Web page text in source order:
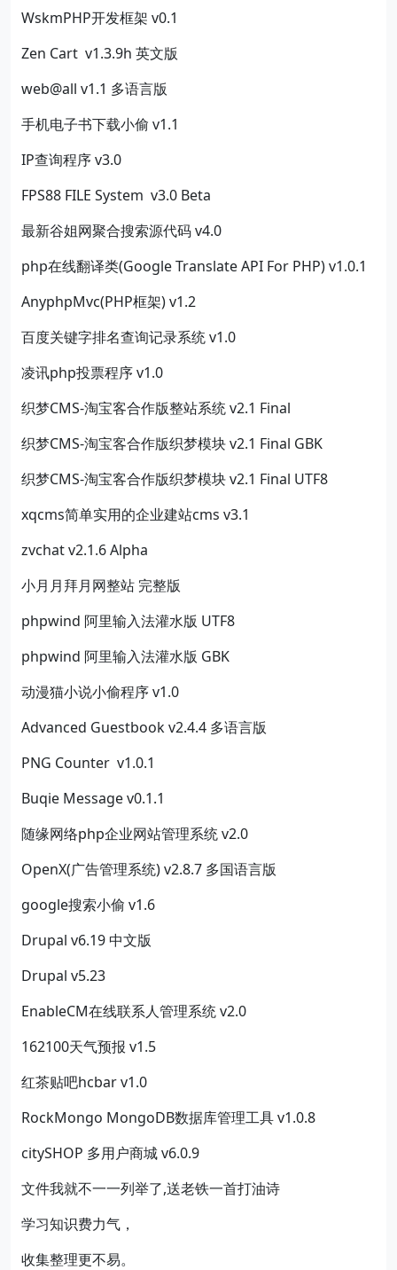
WskmPHP开发框架 v0.1
Zen Cart v1.3.9h 英文版
web@all v1.1 多语言版
手机电子书下载小偷 v1.1
IP查询程序 v3.0
FPS88 FILE System v3.0 Beta
最新谷姐网聚合搜索源代码 v4.0
php在线翻译类(Google Translate API For PHP) v1.0.1
AnyphpMvc(PHP框架) v1.2
百度关键字排名查询记录系统 v1.0
凌讯php投票程序 v1.0
织梦CMS-淘宝客合作版整站系统 v2.1 Final
织梦CMS-淘宝客合作版织梦模块 v2.1 Final GBK
织梦CMS-淘宝客合作版织梦模块 v2.1 Final UTF8
xqcms简单实用的企业建站cms v3.1
zvchat v2.1.6 Alpha
小月月拜月网整站 完整版
phpwind 阿里输入法灌水版 UTF8
phpwind 阿里输入法灌水版 GBK
动漫猫小说小偷程序 v1.0
Advanced Guestbook v2.4.4 多语言版
PNG Counter v1.0.1
Buqie Message v0.1.1
随缘网络php企业网站管理系统 v2.0
OpenX(广告管理系统) v2.8.7 多国语言版
google搜索小偷 v1.6
Drupal v6.19 中文版
Drupal v5.23
EnableCM在线联系人管理系统 v2.0
162100天气预报 v1.5
红茶贴吧hcbar v1.0
RockMongo MongoDB数据库管理工具 v1.0.8
citySHOP 多用户商城 v6.0.9
文件我就不一一列举了,送老铁一首打油诗
学习知识费力气，
收集整理更不易。